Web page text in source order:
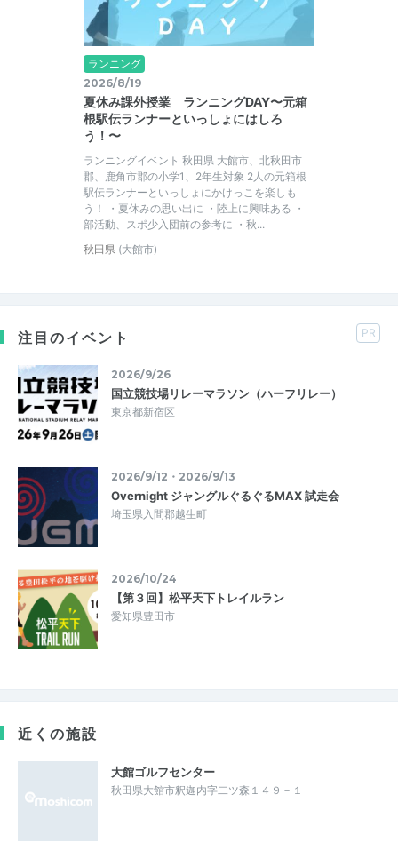
ランニング
2026/8/19
夏休み課外授業 ランニングDAY〜元箱
根駅伝ランナーといっしょにはしろ
う！〜
ランニングイベント 秋田県 大館市、北秋田市
郡、鹿角市郡の小学1、2年生対象 2人の元箱根
駅伝ランナーといっしょにかけっこを楽しも
う！ ・夏休みの思い出に ・陸上に興味ある ・
部活動、スポ少入団前の参考に ・秋...
秋田県 (大館市)
注目のイベント PR
2026/9/26
国立競技場リレーマラソン（ハーフリレー）
東京都新宿区
2026/9/12・2026/9/13
Overnight ジャングルぐるぐるMAX 試走会
埼玉県入間郡越生町
2026/10/24
【第３回】松平天下トレイルラン
愛知県豊田市
近くの施設
大館ゴルフセンター
秋田県大館市釈迦内字二ツ森１４９－１